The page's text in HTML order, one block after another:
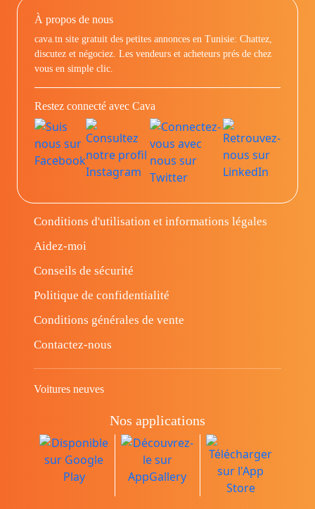
À propos de nous
cava.tn site gratuit des petites annonces en Tunisie: Chattez,
discutez et négociez. Les vendeurs et acheteurs prés de chez
vous en simple clic.
Restez connecté avec Cava
Conditions d'utilisation et informations légales
Aidez-moi
Conseils de sécurité
Politique de confidentialité
Conditions générales de vente
Contactez-nous
Voitures neuves
Nos applications